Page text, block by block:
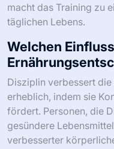
macht das Training zu
täglichen Lebens.
Welchen
Disziplin verbessert
erheblich, indem sie
fördert. Personen, die
gesündere
verbesserter